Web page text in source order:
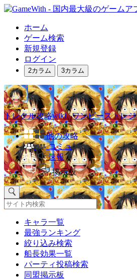
ホーム
ゲーム検索
新規登録
ログイン
2カラム 3カラム
トレクル攻略wiki | ワンピーストレ
他の攻略
コミュ
速報
掲示板
キャラ一覧
最強ランキング
絞り込み検索
船長効果一覧
パーティ投稿検索
同盟掲示板